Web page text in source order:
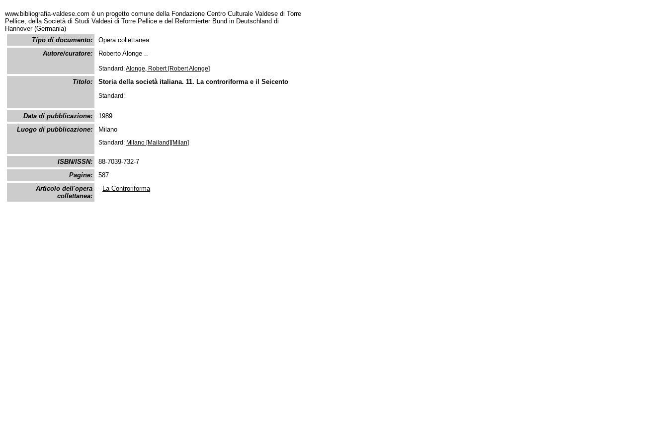
www.bibliografia-valdese.com è un progetto comune della Fondazione Centro Culturale Valdese di Torre
Pellice, della Società di Studi Valdesi di Torre Pellice e del Reformierter Bund in Deutschland di
Hannover (Germania)
Tipo di documento:
Opera collettanea
Autore/curatore:
Roberto Alonge ..
Standard:Alonge, Robert [Robert Alonge]
Titolo: Storia della società italiana. 11. La controriforma e il Seicento
Standard:
Data di pubblicazione:
1989
Luogo di pubblicazione:
Milano
Standard: Milano [Mailand][Milan]
ISBN/ISSN:
88-7039-732-7
Pagine:
587
Articolo dell'opera
collettanea:
- La Controriforma